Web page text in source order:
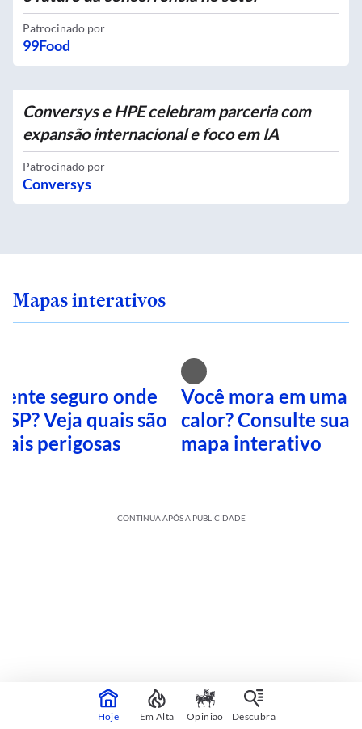
Patrocinado por
99Food
Conversys e HPE celebram parceria com
expansão internacional e foco em IA
Patrocinado por
Conversys
Mapas interativos
seguro onde
SP? Veja quais são
perigosas
Você mora em uma
calor? Consulte sua
mapa interativo
CONTINUA APÓS A PUBLICIDADE
Hoje Em Alta Opinião Descubra